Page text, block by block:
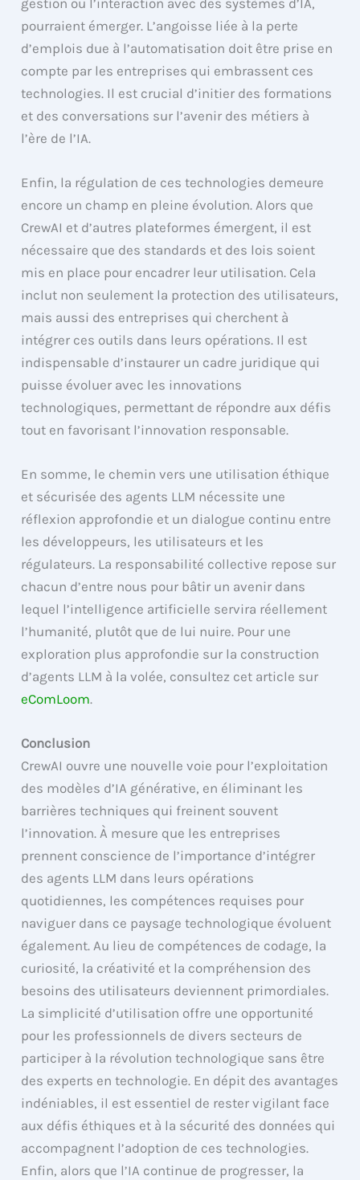
pourraient émerger. L’angoisse liée à la perte
d’emplois due à l’automatisation doit être prise en
compte par les entreprises qui embrassent ces
technologies. Il est crucial d’initier des formations
et des conversations sur l’avenir des métiers à
l’ère de l’IA.
Enfin, la régulation de ces technologies demeure
encore un champ en pleine évolution. Alors que
CrewAI et d’autres plateformes émergent, il est
nécessaire que des standards et des lois soient
mis en place pour encadrer leur utilisation. Cela
inclut non seulement la protection des utilisateurs,
mais aussi des entreprises qui cherchent à
intégrer ces outils dans leurs opérations. Il est
indispensable d’instaurer un cadre juridique qui
puisse évoluer avec les innovations
technologiques, permettant de répondre aux défis
tout en favorisant l’innovation responsable.
En somme, le chemin vers une utilisation éthique
et sécurisée des agents LLM nécessite une
réflexion approfondie et un dialogue continu entre
les développeurs, les utilisateurs et les
régulateurs. La responsabilité collective repose sur
chacun d’entre nous pour bâtir un avenir dans
lequel l’intelligence artificielle servira réellement
l’humanité, plutôt que de lui nuire. Pour une
exploration plus approfondie sur la construction
d’agents LLM à la volée, consultez cet article sur
eComLoom.
Conclusion
CrewAI ouvre une nouvelle voie pour l’exploitation
des modèles d’IA générative, en éliminant les
barrières techniques qui freinent souvent
l’innovation. À mesure que les entreprises
prennent conscience de l’importance d’intégrer
des agents LLM dans leurs opérations
quotidiennes, les compétences requises pour
naviguer dans ce paysage technologique évoluent
également. Au lieu de compétences de codage, la
curiosité, la créativité et la compréhension des
besoins des utilisateurs deviennent primordiales.
La simplicité d’utilisation offre une opportunité
pour les professionnels de divers secteurs de
participer à la révolution technologique sans être
des experts en technologie. En dépit des avantages
indéniables, il est essentiel de rester vigilant face
aux défis éthiques et à la sécurité des données qui
accompagnent l’adoption de ces technologies.
Enfin, alors que l’IA continue de progresser, la